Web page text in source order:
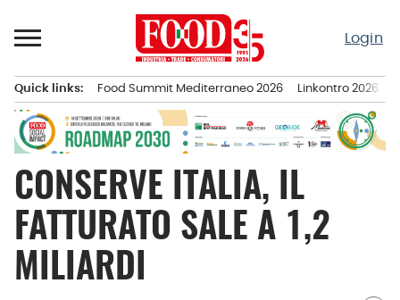
al
Login
principale
Quick links: Food Summit Mediterraneo 2026 Linkontro 2026
CONSERVE ITALIA, IL
FATTURATO SALE A 1,2
MILIARDI